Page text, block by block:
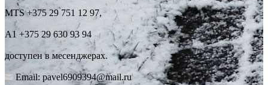
MTS +375 29 751 12 97,
А1 +375 29 630 93 94
доступен в месенджерах.
Email: pavel6909394@mail.ru